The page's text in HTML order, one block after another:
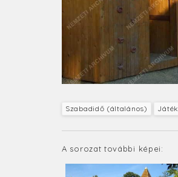
Szabadidő (általános) Játék
A sorozat további képei: